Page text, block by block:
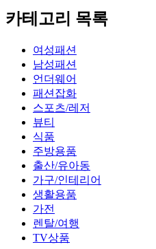
카테고리 목록
여성패션
남성패션
언더웨어
패션잡화
스포츠/레저
뷰티
식품
주방용품
출산/유아동
가구/인테리어
생활용품
가전
렌탈/여행
TV상품